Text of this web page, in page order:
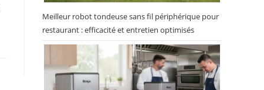
Meilleur robot tondeuse sans fil périphérique pour
restaurant : efficacité et entretien optimisés